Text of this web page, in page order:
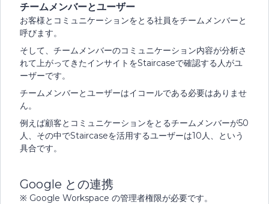
チームメンバーとユーザー
お客様とコミュニケーションをとる社員をチームメンバーと
呼びます。
そして、チームメンバーのコミュニケーション内容が分析さ
れて上がってきたインサイトをStaircaseで確認する人がユ
ーザーです。
チームメンバーとユーザーはイコールである必要はありませ
ん。
例えば顧客とコミュニケーションをとるチームメンバーが50
人、その中でStaircaseを活用するユーザーは10人、という
具合です。
Google との連携
※ Google Workspace の管理者権限が必要です。